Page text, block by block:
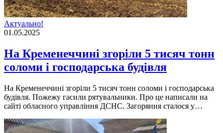
Актуально!
01.05.2025
На Кременеччині згоріли 5 тисяч тонн
соломи і господарська будівля
На Кременеччині згоріли 5 тисяч тонн соломи і господарська
будівля. Пожежу гасили рятувальники. Про це написали на
сайті обласного управління ДСНС. Загоряння сталося у…